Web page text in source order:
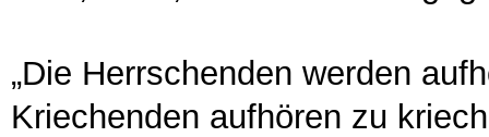
„Die Herrschenden werden
Kriechenden aufhören zu